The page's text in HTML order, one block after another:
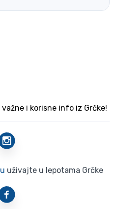
i korisne info iz Grčke!
uživajte u lepotama Grčke